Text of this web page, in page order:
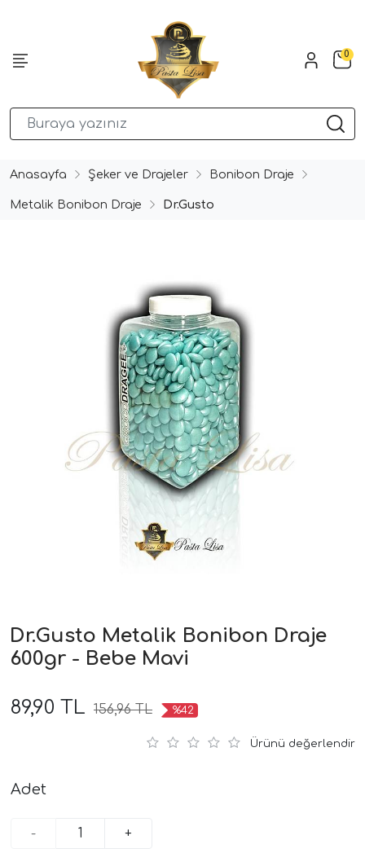
0
Anasayfa Şeker ve Drajeler Bonibon Draje
Metalik Bonibon Draje Dr.Gusto
Dr.Gusto Metalik Bonibon Draje
600gr - Bebe Mavi
89,90 TL 156,96 TL %42
Ürünü değerlendir
Adet
- +